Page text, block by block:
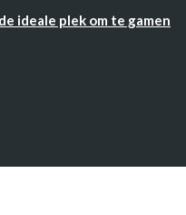
ideale plek om te gamen